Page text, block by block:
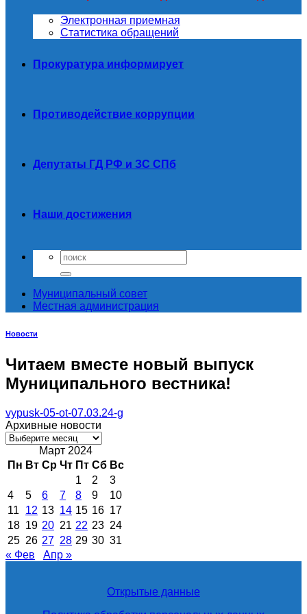
Электронная приемная
Статистика обращений
Прокуратура информирует
Противодействие коррупции
Депутаты ГД РФ и ЗС СПб
Наши достижения
Муниципальный совет
Местная администрация
Новости
Читаем вместе новый выпуск
Муниципального вестника!
vypusk-05-ot-07.03.24-g
Архивные новости
Архивные
новостиМарт 2024
Пн Вт Ср Чт Пт Сб Вс
1
2
3
4
5 6 7 8 9
10
11
12 13 14 15 16 17
18 19 20 21 22 23 24
25 26 27 28 29 30 31
« Фев
Апр »
Открытые данные